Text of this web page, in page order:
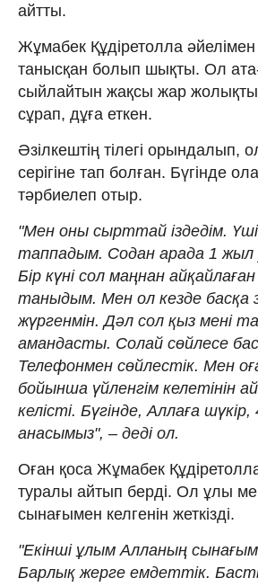
айтты.
Жұмабек Құдіретолла
танысқан болып шықты. Ол
сыйлайтын жақсы жар
сұрап, дұға еткен.
Әзілкештің тілегі орындалып, ол
серігіне тап болған. Бүгінде
тәрбиелеп отыр.
"Мен оны сырттай іздедім.
таппадым. Содан арада 1
Бір күні сол маңнан
таныдым. Мен ол кезде басқа
жүргенмін. Дәл сол қыз мені
амандасты. Солай сөйлесе
Телефонмен сөйлестік. Мен
бойынша үйленгім келетінін
келісті. Бүгінде, Аллаға
анасымыз", – деді ол.
Оған қоса Жұмабек
туралы айтып берді. Ол ұлы
сынағымен келгенін жеткізді.
"Екінші ұлым Алланың
Барлық жерге емдеттік.